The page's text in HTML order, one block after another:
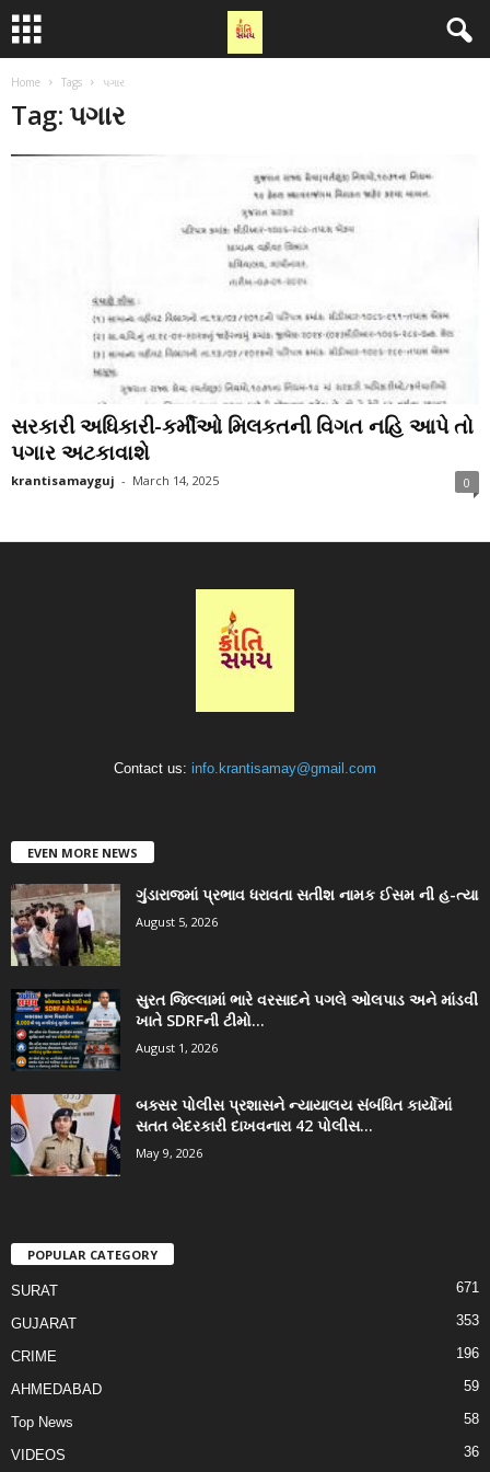
Home Tags પગાર
Tag: પગાર
સરકારી અધિકારી-કર્મીઓ મિલકતની વિગત નહિ આપે તો
પગાર અટકાવાશે
krantisamayguj - March 14, 2025 0
Contact us: info.krantisamay@gmail.com
EVEN MORE NEWS
ગુંડારાજમાં પ્રભાવ ધરાવતા સતીશ નામક ઈસમ ની હ-ત્યા
August 5, 2026
સુરત જિલ્લામાં ભારે વરસાદને પગલે ઓલપાડ અને માંડવી
ખાતે SDRFની ટીમો...
August 1, 2026
બક્સર પોલીસ પ્રશાસને ન્યાયાલય સંબંધિત કાર્યોમાં
સતત બેદરકારી દાખવનારા 42 પોલીસ...
May 9, 2026
POPULAR CATEGORY
SURAT 671
GUJARAT 353
CRIME 196
AHMEDABAD 59
Top News 58
VIDEOS 36